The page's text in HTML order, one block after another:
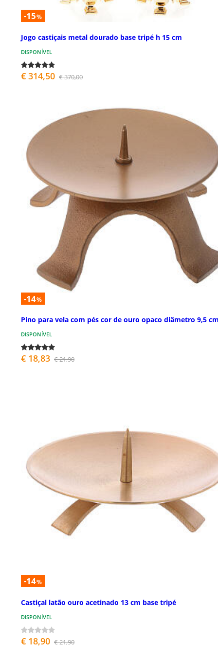
-15%
Jogo castiçais metal dourado base tripé h 15 cm
DISPONÍVEL
€ 314,50 € 370,00
-14%
Pino para vela com pés cor de ouro opaco diâmetro 9,5
DISPONÍVEL
€ 18,83 € 21,90
-14%
Castiçal latão ouro acetinado 13 cm base tripé
DISPONÍVEL
€ 18,90 € 21,90